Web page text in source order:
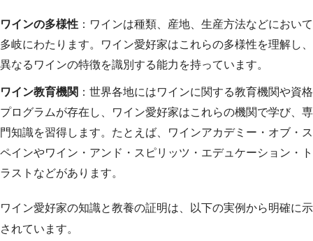
ワインの多様性 ：ワインは種類、産地、生産方法などにおいて
多岐にわたります。ワイン愛好家はこれらの多様性を理解し、
異なるワインの特徴を識別する能力を持っています。
ワイン教育機関 ：世界各地にはワインに関する教育機関や資格
プログラムが存在し、ワイン愛好家はこれらの機関で学び、専
門知識を習得します。たとえば、ワインアカデミー・オブ・ス
ペインやワイン・アンド・スピリッツ・エデュケーション・ト
ラストなどがあります。
ワイン愛好家の知識と教養の証明は、以下の実例から明確に示
されています。